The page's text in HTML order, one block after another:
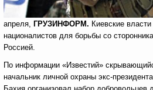
апреля, ГРУЗИНФОРМ. Киевские
националистов для борьбы со
Россией.
По информации «Известий»
начальник личной охраны экс-